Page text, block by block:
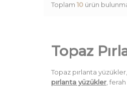
Toplam10 ürün
Topaz
Topaz pırlanta
pırlanta yüzükler,